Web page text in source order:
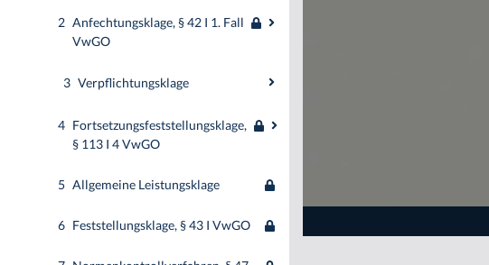
2 Anfechtungsklage, § 42 I 1. Fall
VwGO
3 Verpflichtungsklage
4 Fortsetzungsfeststellungsklage,
§ 113 I 4 VwGO
5 Allgemeine Leistungsklage
6 Feststellungsklage, § 43 I VwGO